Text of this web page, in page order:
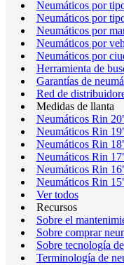
Neumáticos por
Neumáticos por
Neumáticos por
Neumáticos por
Neumáticos por
Herramienta de
Garantías de
Red de
Medidas de llanta
Neumáticos Rin
Neumáticos Rin
Neumáticos Rin
Neumáticos Rin
Neumáticos Rin
Neumáticos Rin
Ver todos
Recursos
Sobre el
Sobre comprar
Sobre tecnología
Terminología de